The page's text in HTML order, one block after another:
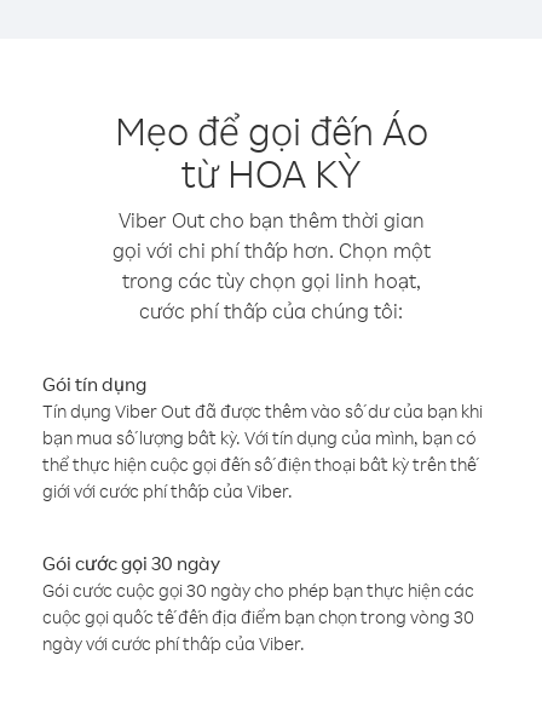
Mẹo để gọi đến Áo
từ HOA KỲ
Viber Out cho bạn thêm thời gian
gọi với chi phí thấp hơn. Chọn một
trong các tùy chọn gọi linh hoạt,
cước phí thấp của chúng tôi:
Gói tín dụng
Tín dụng Viber Out đã được thêm vào số dư của bạn khi
bạn mua số lượng bất kỳ. Với tín dụng của mình, bạn có
thể thực hiện cuộc gọi đến số điện thoại bất kỳ trên thế
giới với cước phí thấp của Viber.
Gói cước gọi 30 ngày
Gói cước cuộc gọi 30 ngày cho phép bạn thực hiện các
cuộc gọi quốc tế đến địa điểm bạn chọn trong vòng 30
ngày với cước phí thấp của Viber.